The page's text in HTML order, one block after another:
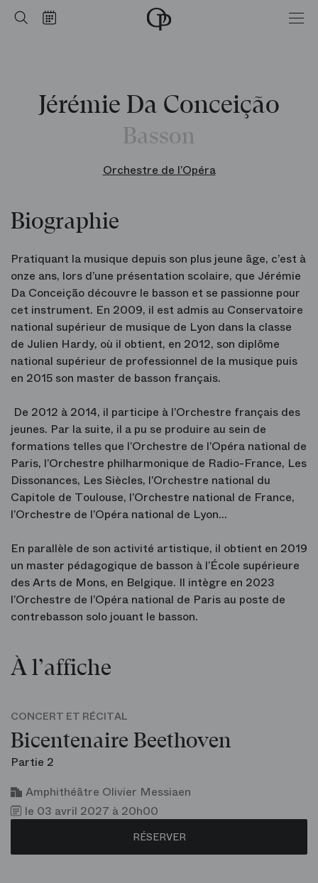
Rechercher
Calendrier Accueil
Jérémie Da Conceição
Basson
Orchestre de l’Opéra
Biographie
Pratiquant la musique depuis son plus jeune âge, c’est à
onze ans, lors d’une présentation scolaire, que Jérémie
Da Conceição découvre le basson et se passionne pour
cet instrument. En 2009, il est admis au Conservatoire
national supérieur de musique de Lyon dans la classe
de Julien Hardy, où il obtient, en 2012, son diplôme
national supérieur de professionnel de la musique puis
en 2015 son master de basson français.
De 2012 à 2014, il participe à l’Orchestre français des
jeunes. Par la suite, il a pu se produire au sein de
formations telles que l’Orchestre de l’Opéra national de
Paris, l’Orchestre philharmonique de Radio-France, Les
Dissonances, Les Siècles, l’Orchestre national du
Capitole de Toulouse, l’Orchestre national de France,
l’Orchestre de l’Opéra national de Lyon…
En parallèle de son activité artistique, il obtient en 2019
un master pédagogique de basson à l’École supérieure
des Arts de Mons, en Belgique. Il intègre en 2023
l’Orchestre de l’Opéra national de Paris au poste de
contrebasson solo jouant le basson.
À l’affiche
CONCERT ET RÉCITAL
Bicentenaire Beethoven
Partie 2
Amphithéâtre Olivier Messiaen
le 03 avril 2027 à 20h00
RÉSERVER